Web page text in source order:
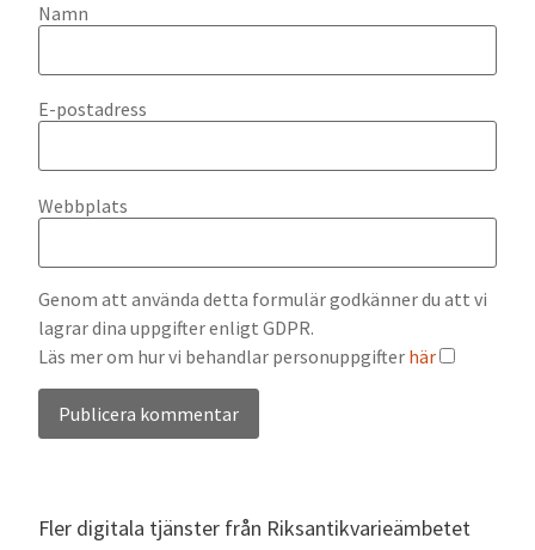
Namn
E-postadress
Webbplats
Genom att använda detta formulär godkänner du att vi
lagrar dina uppgifter enligt GDPR.
Läs mer om hur vi behandlar personuppgifter här
Fler digitala tjänster från Riksantikvarieämbetet